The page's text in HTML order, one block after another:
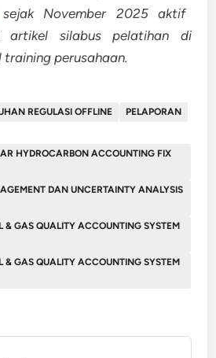
November 2025 aktif
artikel silabus pelatihan di
perusahaan.
REGULASI OFFLINE
PELAPORAN
HYDROCARBON ACCOUNTING FIX
DAN UNCERTAINTY ANALYSIS
& GAS QUALITY ACCOUNTING SYSTEM
& GAS QUALITY ACCOUNTING SYSTEM